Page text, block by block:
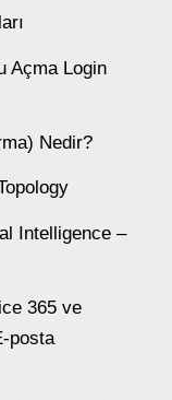
Açma Login
Nedir?
Intelligence –
365 ve
posta